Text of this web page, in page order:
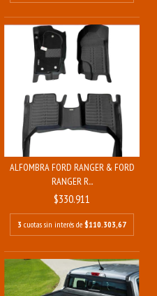
ALFOMBRA FORD RANGER & FORD
RANGER R...
$330.911
3 cuotas sin interés de $110.303,67